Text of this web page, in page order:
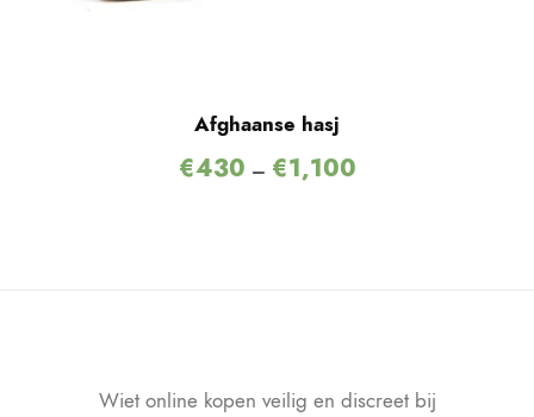
Afghaanse hasj
€430 – €1,100
Wiet online kopen veilig en discreet bij